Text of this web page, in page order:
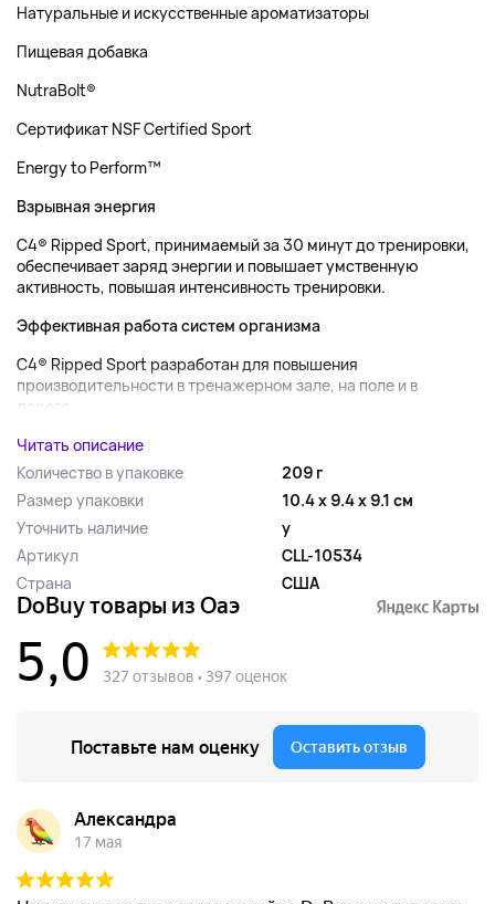
Натуральные и искусственные ароматизаторы
Пищевая добавка
NutraBolt®
Сертификат NSF Certified Sport
Energy to Perform™
Взрывная энергия
C4® Ripped Sport, принимаемый за 30 минут до тренировки,
обеспечивает заряд энергии и повышает умственную
активность, повышая интенсивность тренировки.
Эффективная работа систем организма
C4® Ripped Sport разработан для повышения
производительности в тренажерном зале, на поле и в
дороге....
Читать описание
Количество в упаковке
209 г
Размер упаковки
10.4 x 9.4 x 9.1 см
Уточнить наличие
y
Артикул
CLL-10534
Страна
США